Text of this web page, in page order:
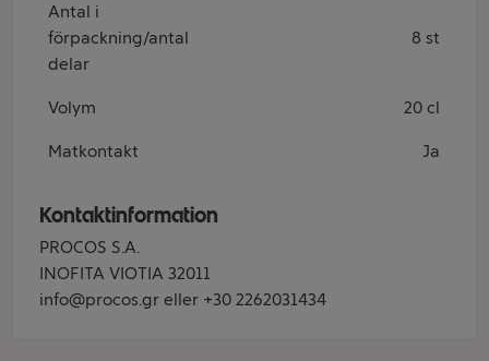
Antal i
förpackning/antal
delar
8 st
Volym 20 cl
Matkontakt Ja
Kontaktinformation
PROCOS S.A.
INOFITA VIOTIA 32011
info@procos.gr eller +30 2262031434